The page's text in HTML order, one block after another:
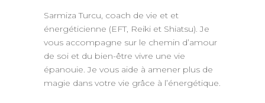
Sarmiza Turcu, coach de vie et et
énergéticienne (EFT, Reiki et Shiatsu). Je
vous accompagne sur le chemin d’amour
de soi et du bien-être vivre une vie
épanouie. Je vous aide à amener plus de
magie dans votre vie grâce à l’énergétique.